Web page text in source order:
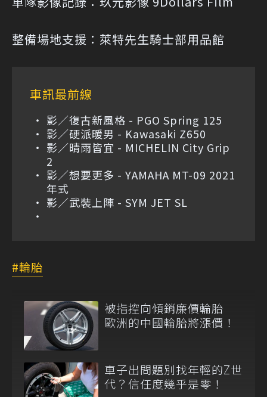
整備場地支援：萊特先生騎士部用品館
車訊最前線
影／復古新風格 - PGO Spring 125
影／硬派暖男 - Kawasaki Z650
影／晴雨皆宜 - MICHELIN City Grip
2
影／想要更多 - YAMAHA MT-09 2021
年式
影／武裝上陣 - SYM JET SL
輪胎
被指控向傾銷廉價輪胎
歐洲的中國輪胎將漲價！
車子出問題別找年輕的Z世
代？信任度幾乎是零！